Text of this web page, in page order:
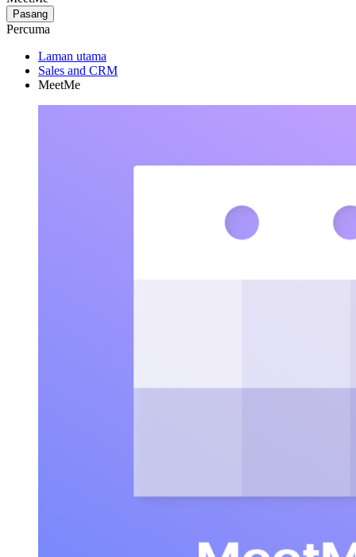
Pasang
Percuma
Laman utama
Sales and CRM
MeetMe